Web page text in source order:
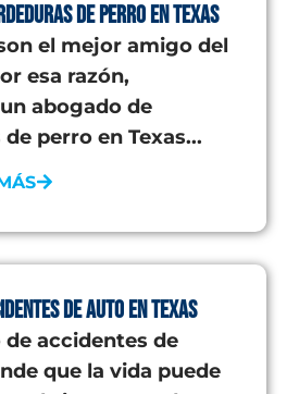
de perro en Texas
el mejor amigo del
esa razón,
abogado de
perro en Texas...
de auto en Texas
de accidentes de
que la vida puede